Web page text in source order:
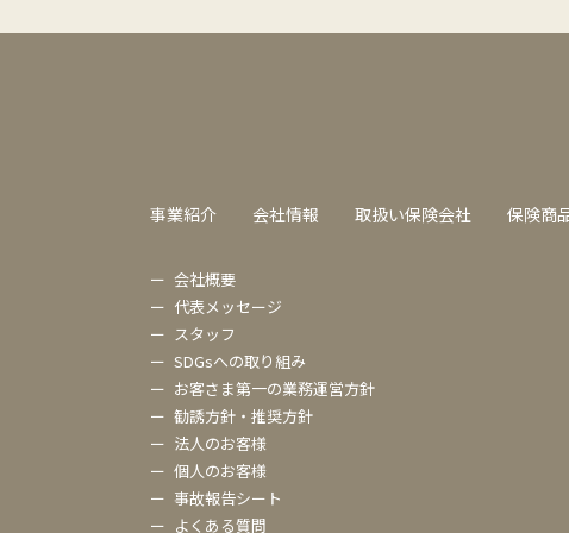
事業紹介 会社情報 取扱い保険会社 保険商
ー 会社概要
ー 代表メッセージ
ー スタッフ
ー SDGsへの取り組み
ー お客さま第一の業務運営方針
ー 勧誘方針・推奨方針
ー 法人のお客様
ー 個人のお客様
ー 事故報告シート
ー よくある質問